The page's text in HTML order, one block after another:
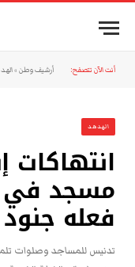
أنت الآن تتصفح: أرشيف وطن »
الهدهد
انتهاكات
مسجد في
فعله جنود
تدنيس للمساجد وصلوات